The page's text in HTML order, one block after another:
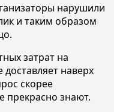
нарушили
и таким образом
затрат на
наверх
скорее
прекрасно знают.